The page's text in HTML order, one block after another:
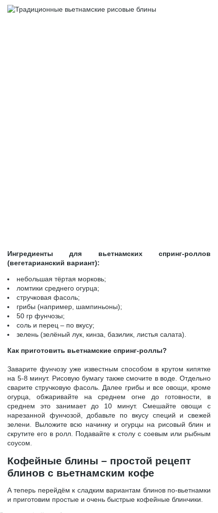
Ингредиенты для вьетнамских спринг-роллов
(вегетарианский вариант):
небольшая тёртая морковь;
ломтики среднего огурца;
стручковая фасоль;
грибы (например, шампиньоны);
50 гр фунчозы;
соль и перец – по вкусу;
зелень (зелёный лук, кинза, базилик, листья салата).
Как приготовить вьетнамские спринг-роллы?
Заварите фунчозу уже известным способом в крутом кипятке
на 5-8 минут. Рисовую бумагу также смочите в воде. Отдельно
сварите стручковую фасоль. Далее грибы и все овощи, кроме
огурца, обжаривайте на среднем огне до готовности, в
среднем это занимает до 10 минут. Смешайте овощи с
нарезанной фунчозой, добавьте по вкусу специй и свежей
зелени. Выложите всю начинку и огурцы на рисовый блин и
скрутите его в ролл. Подавайте к столу с соевым или рыбным
соусом.
Кофейные блины – простой рецепт
блинов с вьетнамским кофе
А теперь перейдём к сладким вариантам блинов по-вьетнамки
и приготовим простые и очень быстрые кофейные блинчики.